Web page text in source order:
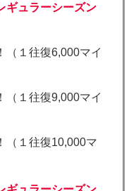
ギュラーシーズン
（１往復6,000マイ
（１往復9,000マイ
（１往復10,000マ